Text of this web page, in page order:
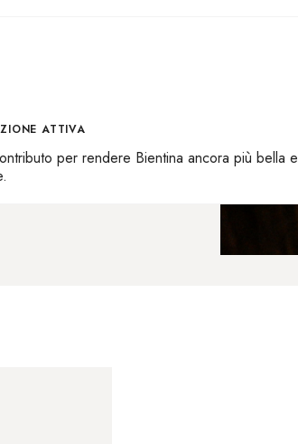
ATTIVA
per rendere Bientina ancora più bella e